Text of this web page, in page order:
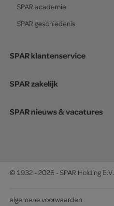
SPAR academie
SPAR geschiedenis
SPAR klantenservice
SPAR zakelijk
SPAR nieuws & vacatures
© 1932 - 2026 - SPAR Holding B.V.
algemene voorwaarden